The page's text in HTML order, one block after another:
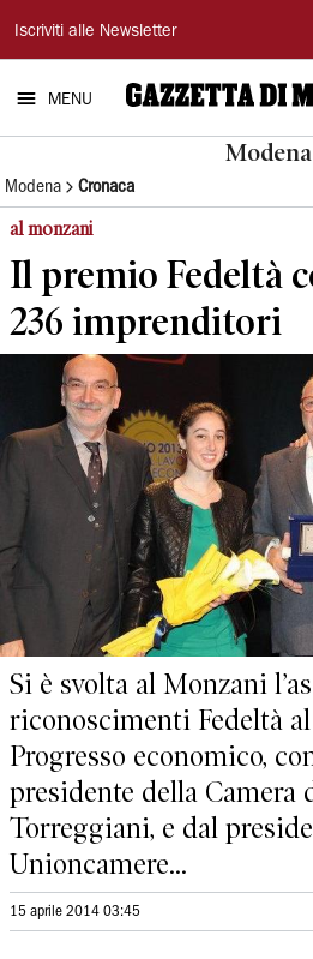
Gazzetta
di
Modena
Iscriviti alle Newsletter
MENU
Modena
Modena Cronaca
al monzani
Il premio Fedeltà
236 imprenditori
Si è svolta al Monzani
riconoscimenti Fedeltà
Progresso economico,
presidente della Camera
Torreggiani, e dal
Unioncamere...
15 aprile 2014 03:45